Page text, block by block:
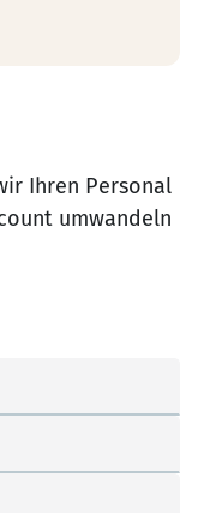
Ihren Personal
umwandeln